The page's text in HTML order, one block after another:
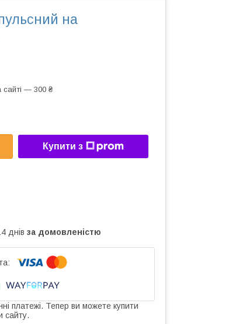
на
сайті — 300 ₴
Купити з
днів за домовленістю
платежі. Тепер ви можете купити
сайту.